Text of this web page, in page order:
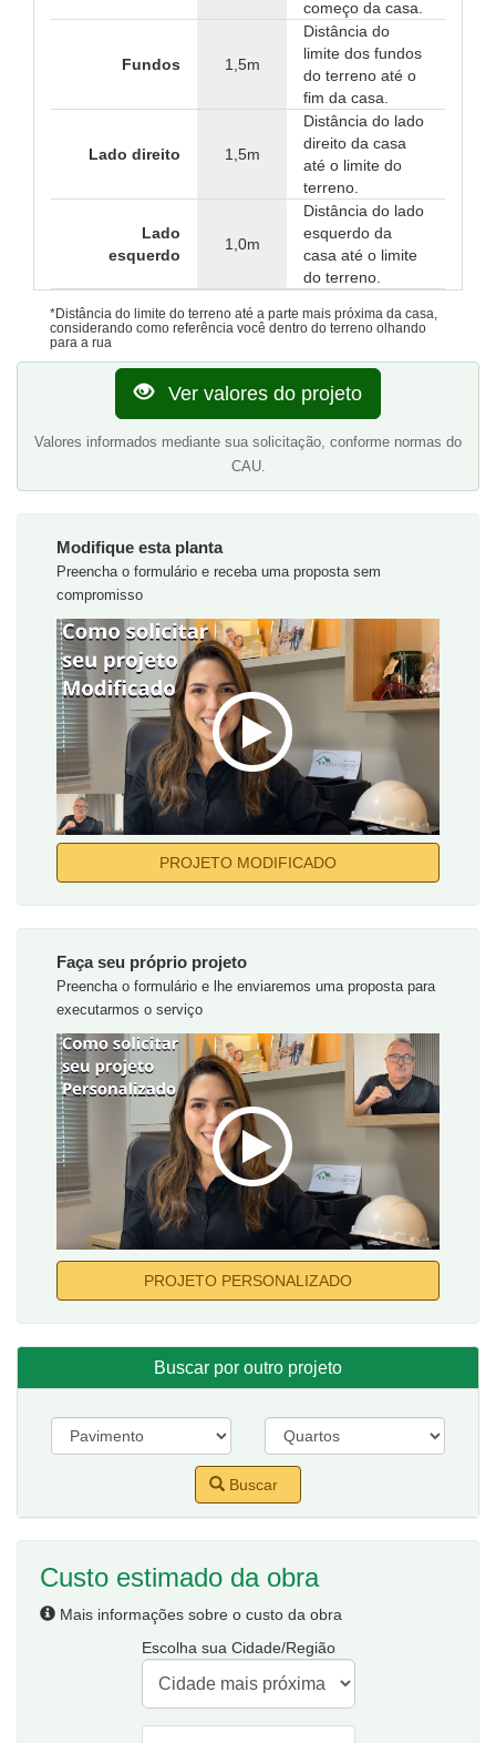
começo da casa.
Fundos 1,5m
Distância do
limite dos fundos
do terreno até o
fim da casa.
Lado direito 1,5m
Distância do lado
direito da casa
até o limite do
terreno.
Lado
esquerdo
1,0m
Distância do lado
esquerdo da
casa até o limite
do terreno.
*Distância do limite do terreno até a parte mais próxima da casa,
considerando como referência você dentro do terreno olhando
para a rua
Ver valores do projeto
Valores informados mediante sua solicitação, conforme normas do
CAU.
Modifique esta planta
Preencha o formulário e receba uma proposta sem
compromisso
PROJETO MODIFICADO
Faça seu próprio projeto
Preencha o formulário e lhe enviaremos uma proposta para
executarmos o serviço
PROJETO PERSONALIZADO
Buscar por outro projeto
Buscar
Custo estimado da obra
Mais informações sobre o custo da obra
Escolha sua Cidade/Região